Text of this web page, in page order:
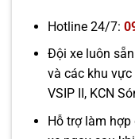
Hotline 24/7:
Đội xe luôn
và các khu vực
VSIP II, KCN
Hỗ trợ làm